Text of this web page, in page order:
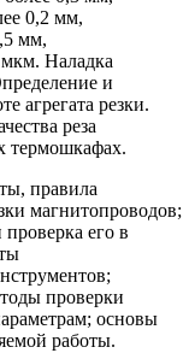
0,2 мм,
мм,
мкм. Наладка
и
агрегата резки.
реза
термошкафах.
правила
магнитопроводов;
его в
проверки
основы
работы.